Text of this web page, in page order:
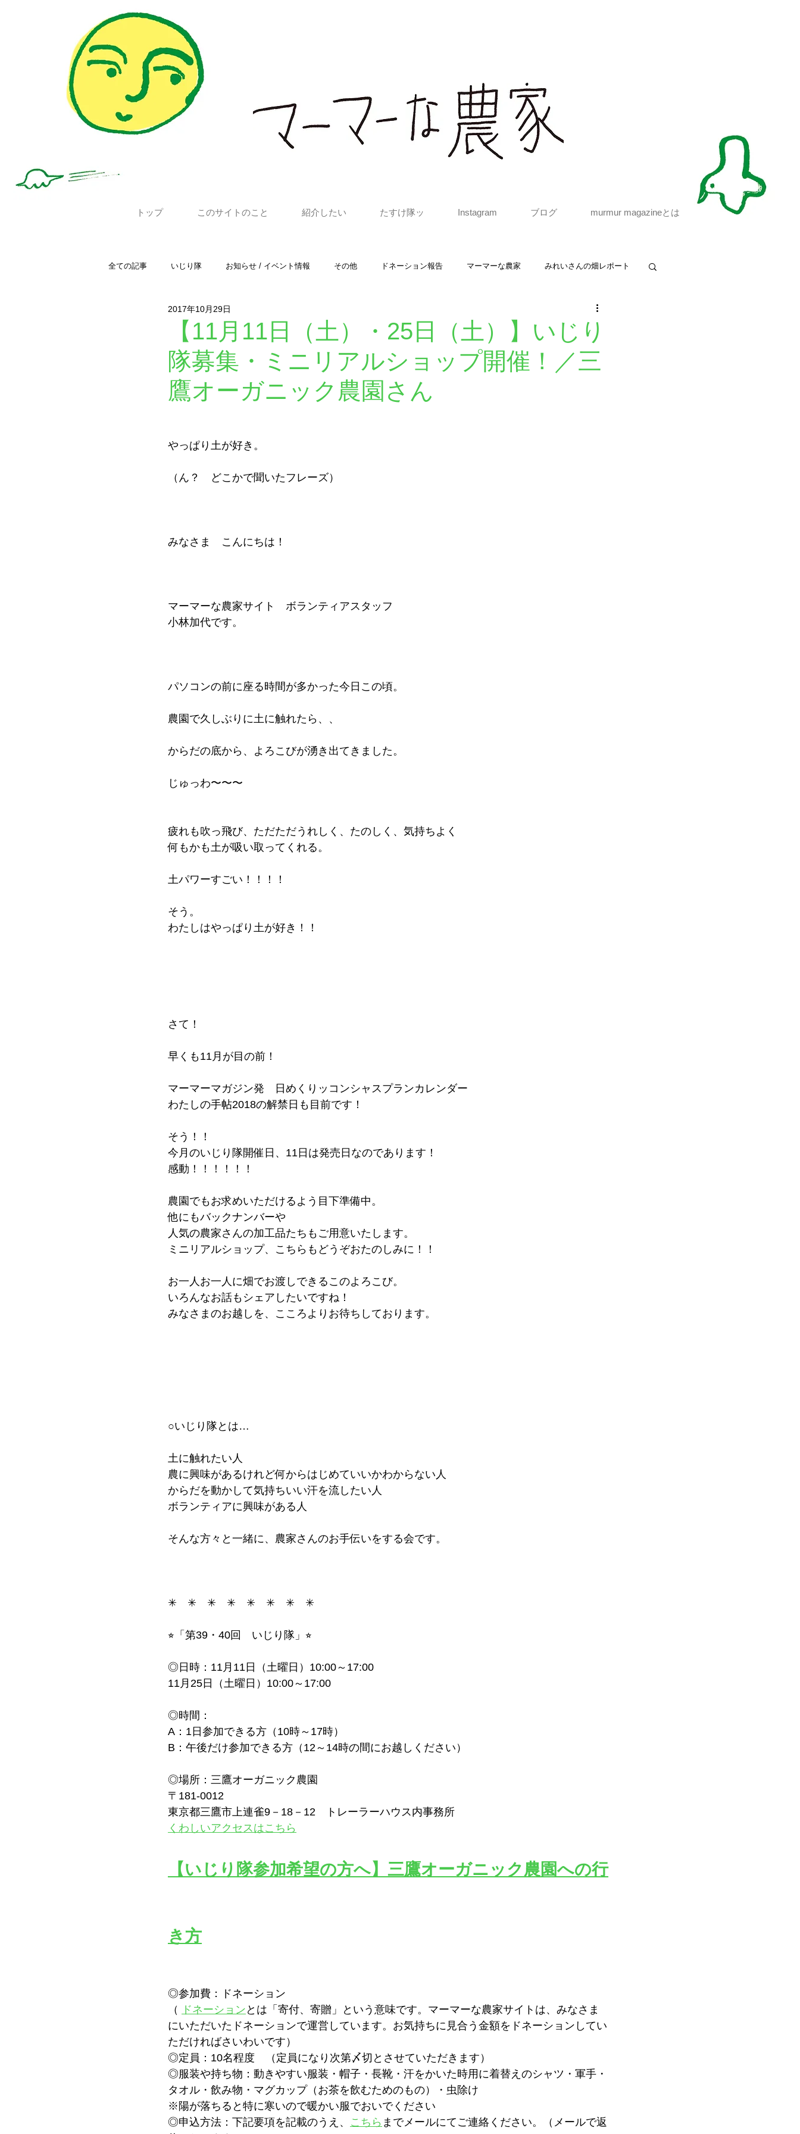
トップ このサイトのこと 紹介したい たすけ隊ッ Instagram ブログ murmur magazineとは
全ての記事 いじり隊 お知らせ / イベント情報 その他 ドネーション報告 マーマーな農家 みれいさんの畑レポート
レポート紹介 読み物 / from マーマーマガジン
【11月11日（土）・25日（土）】いじり
隊募集・ミニリアルショップ開催！／三
鷹オーガニック農園さん
2017年10月29日
やっぱり土が好き。
（ん？　どこかで聞いたフレーズ）
みなさま　こんにちは！
マーマーな農家サイト　ボランティアスタッフ
小林加代です。
パソコンの前に座る時間が多かった今日この頃。
農園で久しぶりに土に触れたら、、
からだの底から、よろこびが湧き出てきました。
じゅっわ〜〜〜
疲れも吹っ飛び、ただただうれしく、たのしく、気持ちよく
何もかも土が吸い取ってくれる。
土パワーすごい！！！！
そう。
わたしはやっぱり土が好き！！
さて！
早くも11月が目の前！
マーマーマガジン発　日めくりッコンシャスプランカレンダー
わたしの手帖2018の解禁日も目前です！
そう！！
今月のいじり隊開催日、11日は発売日なのであります！
感動！！！！！！
農園でもお求めいただけるよう目下準備中。
他にもバックナンバーや
人気の農家さんの加工品たちもご用意いたします。
ミニリアルショップ、こちらもどうぞおたのしみに！！
お一人お一人に畑でお渡しできるこのよろこび。
いろんなお話もシェアしたいですね！
みなさまのお越しを、こころよりお待ちしております。
○いじり隊とは…
土に触れたい人
農に興味があるけれど何からはじめていいかわからない人
からだを動かして気持ちいい汗を流したい人
ボランティアに興味がある人
そんな方々と一緒に、農家さんのお手伝いをする会です。
✳︎　✳︎　✳︎　✳︎　✳︎　✳︎　✳︎　✳︎
⭐︎「第39・40回　いじり隊」⭐︎
◎日時：11月11日（土曜日）10:00～17:00
11月25日（土曜日）10:00～17:00
◎時間：
A：1日参加できる方（10時～17時）
B：午後だけ参加できる方（12～14時の間にお越しください）
◎場所：三鷹オーガニック農園
〒181-0012
東京都三鷹市上連雀9－18－12　トレーラーハウス内事務所
くわしいアクセスはこちら
【いじり隊参加希望の方へ】三鷹オーガニック農園への行
き方
◎参加費：ドネーション
（
ドネーション とは「寄付、寄贈」という意味です。マーマーな農家サイトは、みなさま
にいただいたドネーションで運営しています。お気持ちに見合う金額をドネーションしてい
ただければさいわいです）
◎定員：10名程度　（定員になり次第〆切とさせていただきます）
◎服装や持ち物：動きやすい服装・帽子・長靴・汗をかいた時用に着替えのシャツ・軍手・
タオル・飲み物・マグカップ（お茶を飲むためのもの）・虫除け
※陽が落ちると特に寒いので暖かい服でおいでください
◎申込方法：下記要項を記載のうえ、 こちら までメールにてご連絡ください。（メールで返